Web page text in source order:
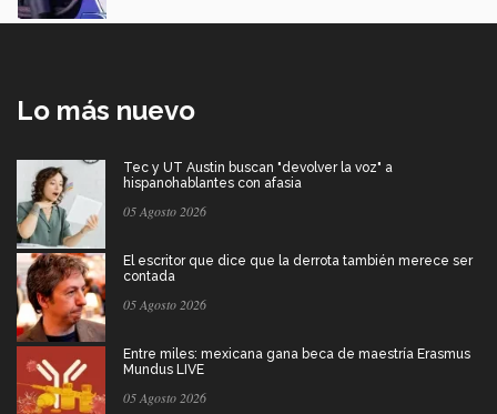
Lo más nuevo
Tec y UT Austin buscan "devolver la voz" a
hispanohablantes con afasia
05 Agosto 2026
El escritor que dice que la derrota también merece ser
contada
05 Agosto 2026
Entre miles: mexicana gana beca de maestría Erasmus
Mundus LIVE
05 Agosto 2026